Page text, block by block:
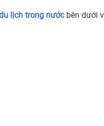
lịch trong nướcbên dưới